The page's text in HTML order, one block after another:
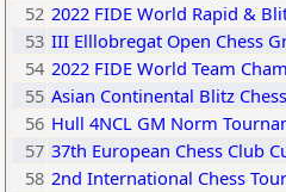
52 2022 FIDE World Rapid &
53 III Elllobregat Open Chess
54 2022 FIDE World Team
55 Asian Continental Blitz
56 Hull 4NCL GM Norm
57 37th European Chess Club
58 2nd International Chess